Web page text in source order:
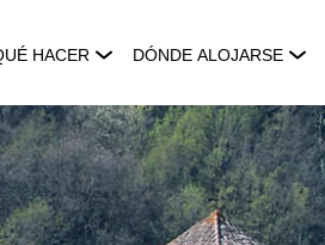
HACER DÓNDE ALOJARSE